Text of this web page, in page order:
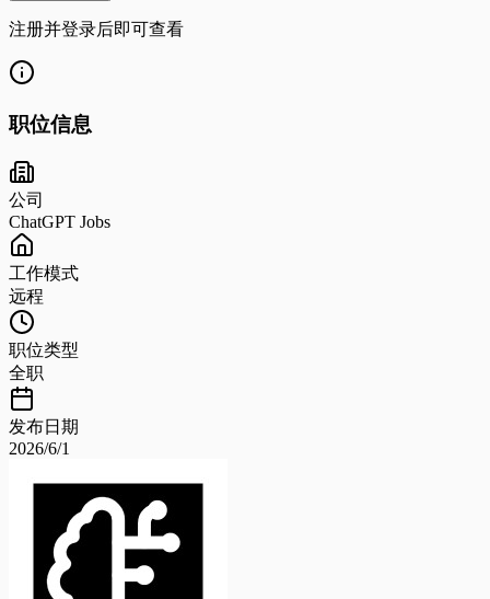
注册并登录后即可查看
职位信息
公司
ChatGPT Jobs
工作模式
远程
职位类型
全职
发布日期
2026/6/1